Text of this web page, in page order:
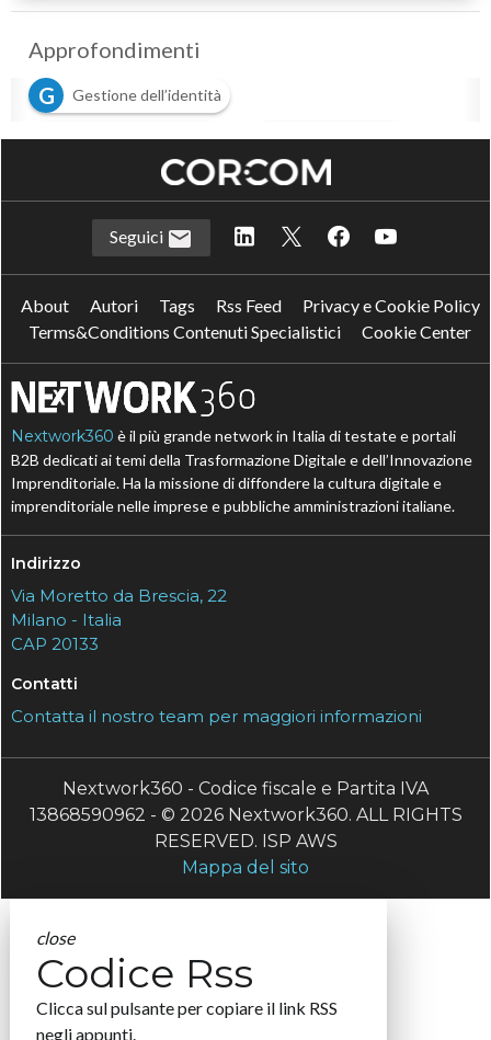
Approfondimenti
G
Gestione dell’identità
I intelligenza artificiale S Servizi finanziari
Seguici
About Autori Tags Rss Feed
Privacy e Cookie Policy
Terms&Conditions Contenuti Specialistici
Cookie Center
Nextwork360 è il più grande network in Italia di testate e portali
B2B dedicati ai temi della Trasformazione Digitale e dell’Innovazione
Imprenditoriale. Ha la missione di diffondere la cultura digitale e
imprenditoriale nelle imprese e pubbliche amministrazioni italiane.
Indirizzo
Via Moretto da Brescia, 22
Milano - Italia
CAP 20133
Contatti
Contatta il nostro team per maggiori informazioni
Nextwork360 - Codice fiscale e Partita IVA
13868590962 - © 2026 Nextwork360. ALL RIGHTS
RESERVED. ISP AWS
Mappa del sito
close
Codice Rss
Clicca sul pulsante per copiare il link RSS
negli appunti.